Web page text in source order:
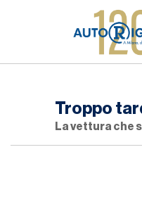
Troppo
La vettura che